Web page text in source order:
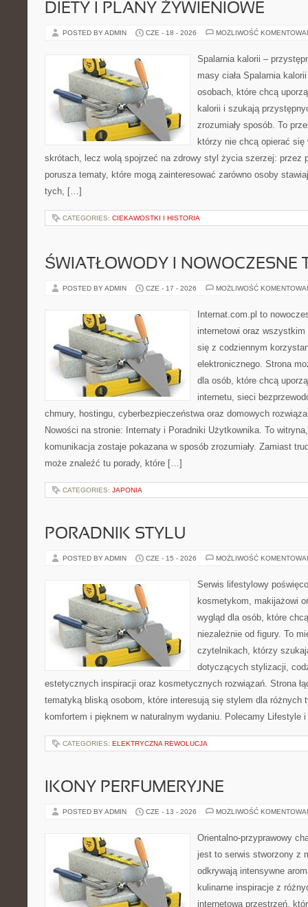
DIETY I PLANY ŻYWIENIOWE
POSTED BY ADMIN CZE - 18 - 2026 MOŻLIWOŚĆ
Spalarnia kalorii –
masy ciała Spalarnia
osobach, które chcą
kalorii i szukają
zrozumiały sposób. To
którzy nie chcą opierać się
skrótach, lecz wolą spojrzeć na zdrowy styl życia szerzej: przez
porusza tematy, które mogą zainteresować zarówno osoby
tych, […]
CATEGORIES: CIEKAWOSTKI I HISTORIA
ŚWIATŁOWODY I NOWOCZESNE
POSTED BY ADMIN CZE - 17 - 2026 MOŻLIWOŚĆ
Internat.com.pl to
internetowi oraz
się z codziennym
elektronicznego. Strona
dla osób, które chcą
internetu, sieci
chmury, hostingu, cyberbezpieczeństwa oraz domowych
Nowości na stronie: Internaty i Poradniki Użytkownika. To
komunikacja zostaje pokazana w sposób zrozumiały. Zamiast
może znaleźć tu porady, które […]
CATEGORIES: JAPONIA
PORADNIK STYLU
POSTED BY ADMIN CZE - 15 - 2026 MOŻLIWOŚĆ
Serwis lifestylowy
kosmetykom, makijażowi
wygląd dla osób, które
niezależnie od figury. To
czytelnikach, którzy
dotyczących stylizacji,
estetycznych inspiracji oraz kosmetycznych rozwiązań. Strona
tematyką bliską osobom, które interesują się stylem dla różnych
komfortem i pięknem w naturalnym wydaniu. Polecamy Lifestyle
CATEGORIES: ELEKTRYCZNA REWOLUCJA
IKONY PERFUMERYJNE
POSTED BY ADMIN CZE - 13 - 2026 MOŻLIWOŚĆ
Orientalno-przyprawowy
jest to serwis stworzony z
odkrywają intensywne
kulinarne inspiracje z
internetowa przestrzeń,